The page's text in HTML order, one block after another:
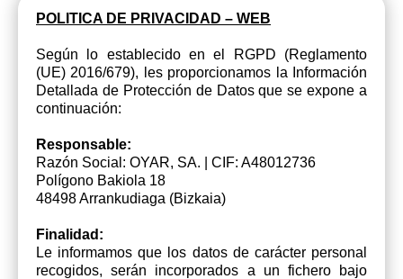
POLITICA DE PRIVACIDAD – WEB
Según lo establecido en el RGPD (Reglamento
(UE) 2016/679), les proporcionamos la Información
Detallada de Protección de Datos que se expone a
continuación:
Responsable:
Razón Social: OYAR, SA. | CIF: A48012736
Polígono Bakiola 18
48498 Arrankudiaga (Bizkaia)
Finalidad:
Le informamos que los datos de carácter personal
recogidos, serán incorporados a un fichero bajo